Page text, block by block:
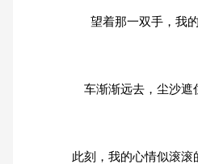
望着那一双手，我
车渐渐远去，尘沙遮
此刻，我的心情似滚滚